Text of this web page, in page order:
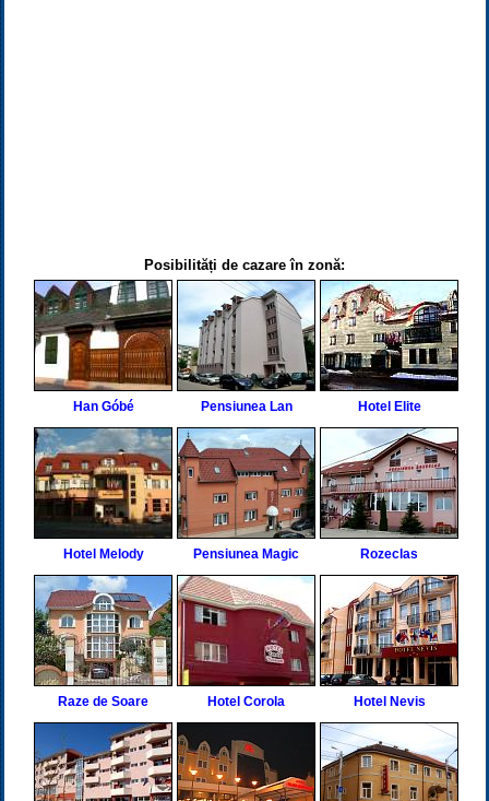
Posibilități de cazare în zonă:
Han Góbé Pensiunea Lan Hotel Elite
Hotel Melody Pensiunea Magic Rozeclas
Raze de Soare Hotel Corola Hotel Nevis